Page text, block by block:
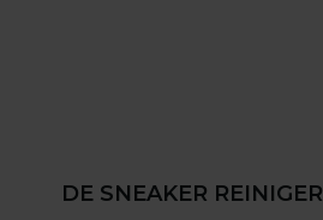
DE SNEAKER REINIGER